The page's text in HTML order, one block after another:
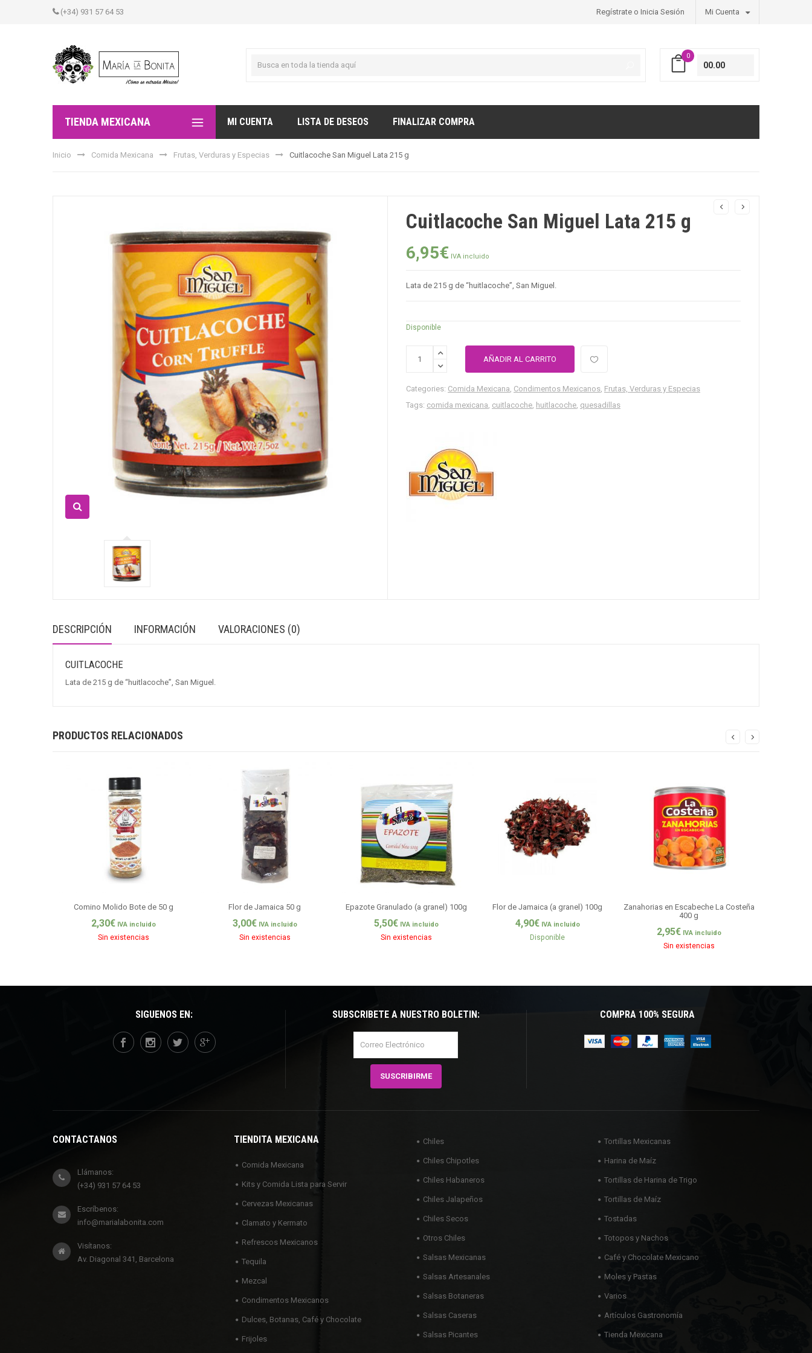
(+34) 931 57 64 53 Regístrate o Inicia Sesión Mi Cuenta
0
00.00
TIENDA MEXICANA MI CUENTA LISTA DE DESEOS FINALIZAR COMPRA
Inicio Comida Mexicana Frutas, Verduras y Especias Cuitlacoche San Miguel Lata 215 g
Cuitlacoche San Miguel Lata 215 g
6,95€ IVA incluido
Lata de 215 g de “huitlacoche”, San Miguel.
Disponible
AÑADIR AL CARRITO
Categories: Comida Mexicana, Condimentos Mexicanos, Frutas, Verduras y Especias
Tags: comida mexicana, cuitlacoche, huitlacoche, quesadillas
DESCRIPCIÓN INFORMACIÓN VALORACIONES (0)
CUITLACOCHE
Lata de 215 g de “huitlacoche”, San Miguel.
PRODUCTOS RELACIONADOS
Comino Molido Bote de 50 g
2,30€ IVA incluido
Sin existencias
Flor de Jamaica 50 g
3,00€ IVA incluido
Sin existencias
Epazote Granulado (a granel) 100g
5,50€ IVA incluido
Sin existencias
Flor de Jamaica (a granel) 100g
4,90€ IVA incluido
Disponible
Zanahorias en Escabeche La Costeña
400 g
2,95€ IVA incluido
Sin existencias
SÍGUENOS EN: SUBSCRÍBETE A NUESTRO BOLETÍN: COMPRA 100% SEGURA
CONTÁCTANOS
Llámanos:
(+34) 931 57 64 53
Escríbenos:
info@marialabonita.com
Visítanos:
Av. Diagonal 341, Barcelona
TIENDITA MEXICANA
Comida Mexicana
Kits y Comida Lista para Servir
Cervezas Mexicanas
Clamato y Kermato
Refrescos Mexicanos
Tequila
Mezcal
Condimentos Mexicanos
Dulces, Botanas, Café y Chocolate
Frijoles
Chiles
Chiles Chipotles
Chiles Habaneros
Chiles Jalapeños
Chiles Secos
Otros Chiles
Salsas Mexicanas
Salsas Artesanales
Salsas Botaneras
Salsas Caseras
Salsas Picantes
Tortillas Mexicanas
Harina de Maíz
Tortillas de Harina de Trigo
Tortillas de Maíz
Tostadas
Totopos y Nachos
Café y Chocolate Mexicano
Moles y Pastas
Varios
Artículos Gastronomía
Tienda Mexicana